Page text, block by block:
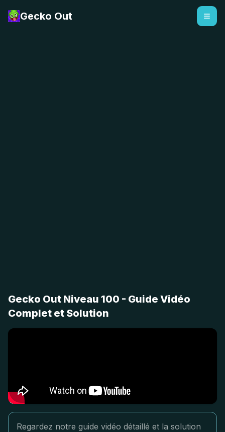
Gecko Out
Gecko Out Niveau 100 - Guide Vidéo
Complet et Solution
Regardez notre guide vidéo détaillé et la solution